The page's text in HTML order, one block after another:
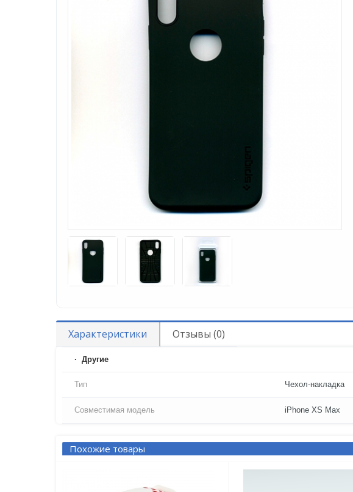
Характеристики Отзывы (0)
Другие
Тип Чехол-накладка
Совместимая модель iPhone XS Max
Похожие товары